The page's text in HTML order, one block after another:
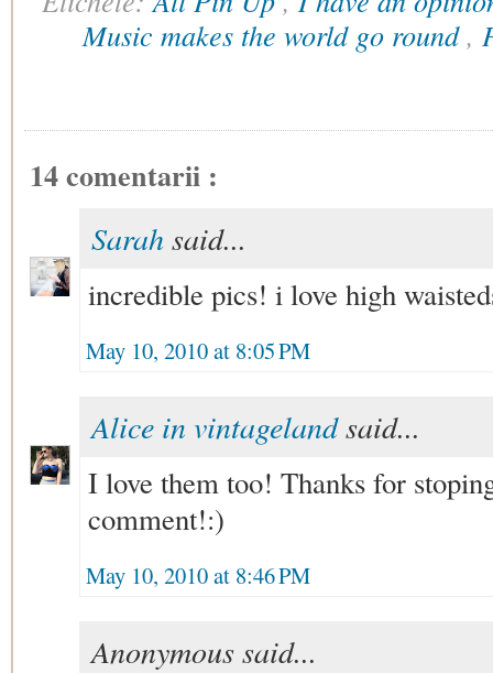
Music makes the world go round,
14 comentarii :
Sarah said...
incredible pics! i love high
May 10, 2010 at 8:05 PM
Alice in vintagelandsaid...
I love them too! Thanks for
comment!:)
May 10, 2010 at 8:46 PM
Anonymous said...